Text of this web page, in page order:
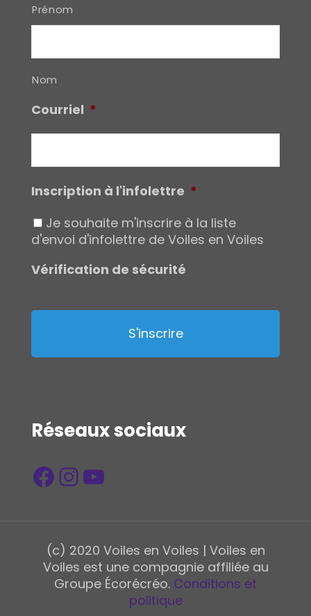
Prénom
Nom
Courriel *
Inscription à l'infolettre *
Je souhaite m'inscrire à la liste
d'envoi d'infolettre de Voiles en Voiles
Vérification de sécurité
Réseaux sociaux
Facebook
Instagram
YouTube
(c) 2020 Voiles en Voiles | Voiles en
Voiles est une compagnie affiliée au
Groupe Écorécréo. Conditions et
politique